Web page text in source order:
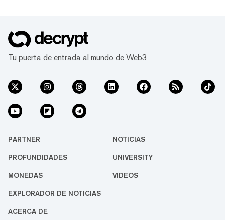
Tu puerta de entrada al mundo de Web3
PARTNER NOTICIAS
PROFUNDIDADES UNIVERSITY
MONEDAS VIDEOS
EXPLORADOR DE NOTICIAS
ACERCA DE